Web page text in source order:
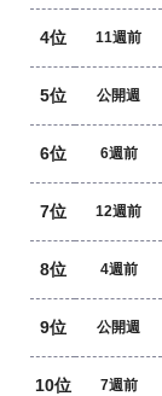
4位 11週前
5位 公開週
6位 6週前
7位 12週前
8位 4週前
9位 公開週
10位 7週前